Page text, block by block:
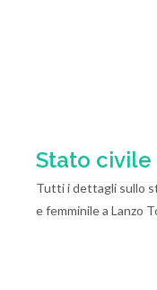
Stato civile
Tutti i dettagli sullo
e femminile a Lanzo